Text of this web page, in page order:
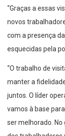
“Graças a essas
novos
com a presença
esquecidas pela
“O trabalho de
manter a
juntos. O líder
vamos à base
ser melhorado.